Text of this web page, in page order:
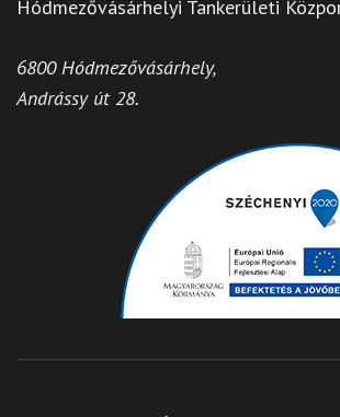
Hódmezővásárhelyi Tankerületi
6800 Hódmezővásárhely,
Andrássy út 28.